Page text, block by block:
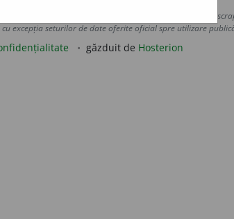
inclusiv prin orice metode de extragere automată (web
excepția seturilor de date oferite oficial spre utilizare
găzduit de Hosterion